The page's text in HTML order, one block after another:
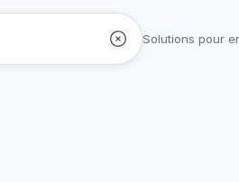
Solutions pour